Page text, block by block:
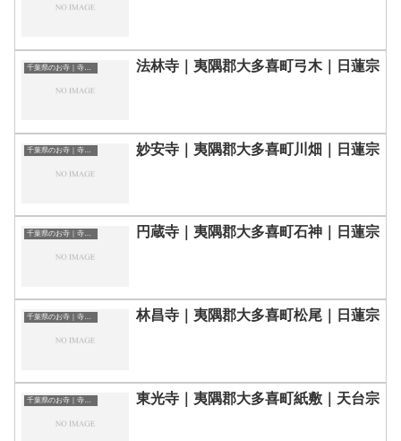
千葉県のお寺｜寺院一覧 法林寺｜夷隅郡大多喜町弓木｜日蓮宗
千葉県のお寺｜寺院一覧 妙安寺｜夷隅郡大多喜町川畑｜日蓮宗
千葉県のお寺｜寺院一覧 円蔵寺｜夷隅郡大多喜町石神｜日蓮宗
千葉県のお寺｜寺院一覧 林昌寺｜夷隅郡大多喜町松尾｜日蓮宗
千葉県のお寺｜寺院一覧 東光寺｜夷隅郡大多喜町紙敷｜天台宗